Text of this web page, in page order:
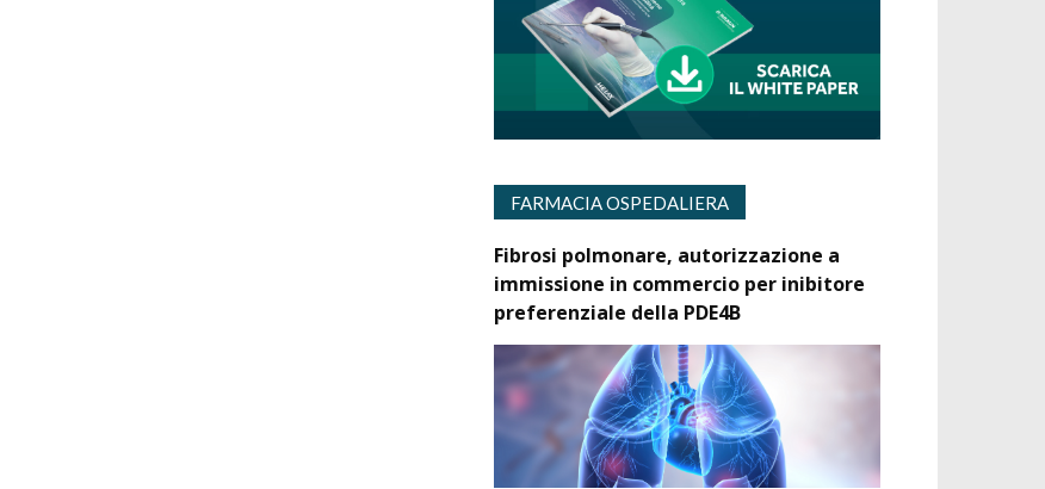
FARMACIA OSPEDALIERA
Fibrosi polmonare, autorizzazione a
immissione in commercio per inibitore
preferenziale della PDE4B